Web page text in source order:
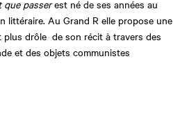
que passerest né de ses années au
littéraire. Au Grand R elle propose une
plus drôle de son récit à travers des
et des objets communistes